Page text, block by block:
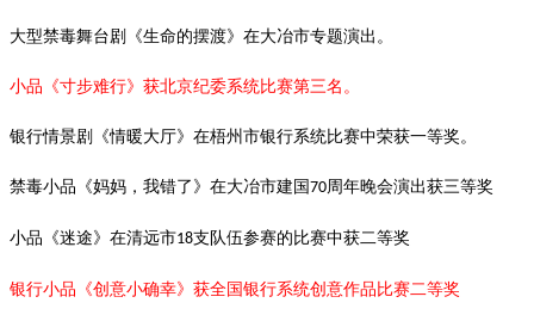
大型禁毒舞台剧《生命的摆渡》在大冶市专题演出。
小品《寸步难行》获北京纪委系统比赛第三名。
银行情景剧《情暖大厅》在梧州市银行系统比赛中荣获一等奖。
禁毒小品《妈妈，我错了》在大冶市建国70周年晚会演出获三等奖
小品《迷途》在清远市18支队伍参赛的比赛中获二等奖
银行小品《创意小确幸》获全国银行系统创意作品比赛二等奖